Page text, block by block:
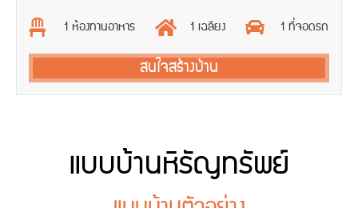
1 ห้องทานอาหาร
1 เฉลียง 1 ที่จอดรถ
สนใจสร้างบ้าน
แบบบ้านหิรัญทรัพย์